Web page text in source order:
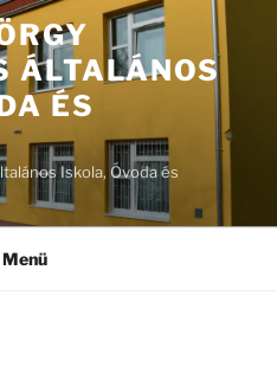
ÁLTALÁNOS
ÉS
Iskola, Óvoda és
Menü